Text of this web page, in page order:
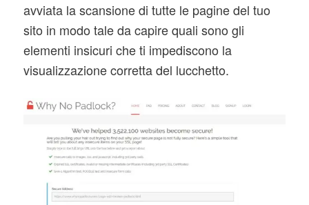
avviata la scansione di tutte le pagine del tuo
sito in modo tale da capire quali sono gli
elementi insicuri che ti impediscono la
visualizzazione corretta del lucchetto.